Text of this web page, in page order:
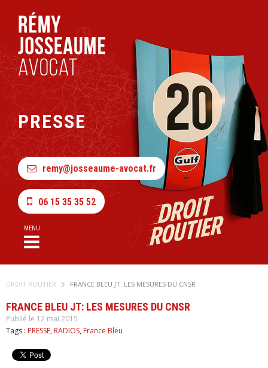
PRESSE
remy@josseaume-avocat.fr
06 15 35 35 52
MENU
DROIT ROUTIER FRANCE BLEU JT: LES MESURES DU CNSR
FRANCE BLEU JT: LES MESURES DU CNSR
Publié le 12 mai 2015
Tags : PRESSE, RADIOS, France Bleu